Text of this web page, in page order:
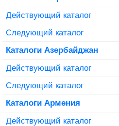
Действующий каталог
Следующий каталог
Каталоги Азербайджан
Действующий каталог
Следующий каталог
Каталоги Армения
Действующий каталог